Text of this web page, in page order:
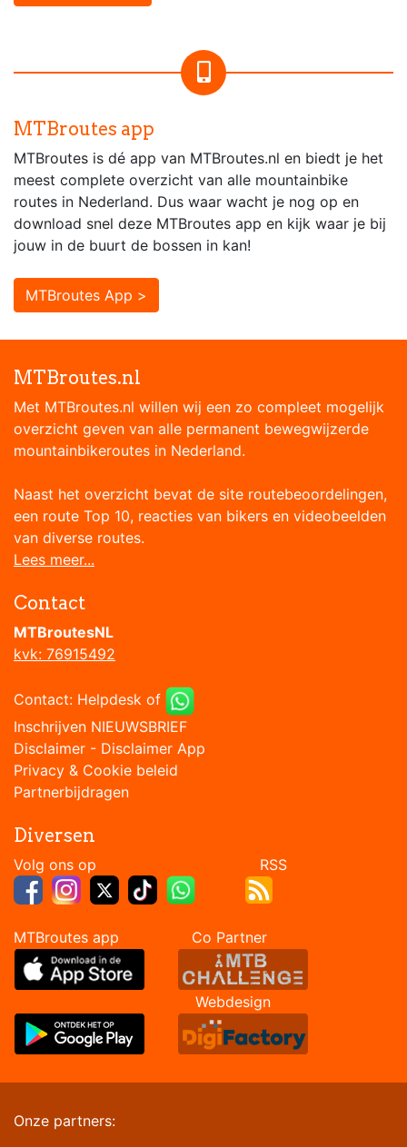
MTBroutes app
MTBroutes is dé app van MTBroutes.nl en biedt je het
meest complete overzicht van alle mountainbike
routes in Nederland. Dus waar wacht je nog op en
download snel deze MTBroutes app en kijk waar je bij
jouw in de buurt de bossen in kan!
MTBroutes App >
MTBroutes.nl
Met MTBroutes.nl willen wij een zo compleet mogelijk
overzicht geven van alle permanent bewegwijzerde
mountainbikeroutes in Nederland.
Naast het overzicht bevat de site routebeoordelingen,
een route Top 10, reacties van bikers en videobeelden
van diverse routes.
Lees meer...
Contact
MTBroutesNL
kvk: 76915492
Contact: Helpdesk of
Inschrijven NIEUWSBRIEF
Disclaimer - Disclaimer App
Privacy & Cookie beleid
Partnerbijdragen
Diversen
Volg ons op RSS
MTBroutes app Co Partner
Webdesign
Onze partners: